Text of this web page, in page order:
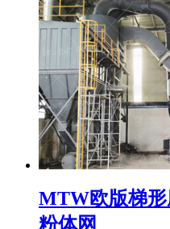
MTW欧版梯形
粉体网